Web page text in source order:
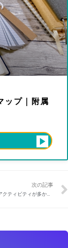
ップ｜附属
次の記事
クリエイティブなアクティビティが多かった11月